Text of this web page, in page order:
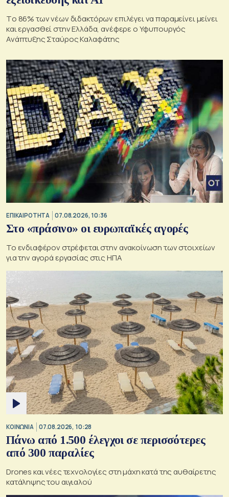
Tο 86% των νέων διδακτόρων επιλέγει να παραμείνει μείνει
και εργασθεί στην Ελλάδα, ανέφερε ο Υφυπουργός
Ανάπτυξης Σταύρος Καλαφάτης
ΕΠΙΚΑΙΡΟΤΗΤΑ 07.08.2026, 10:36
Στο «πράσινο» οι ευρωπαϊκές αγορές
Το ενδιαφέρον στρέφεται στην ανακοίνωση των στοιχείων
για την αγορά εργασίας στις ΗΠΑ
ΚΟΙΝΩΝΙΑ 07.08.2026, 10:28
Πάνω από 1.500 έλεγχοι σε περισσότερες
από 300 παραλίες
Drones και νέες τεχνολογίες στη μάχη κατά της αυθαίρετης
κατάληψης του αιγιαλού